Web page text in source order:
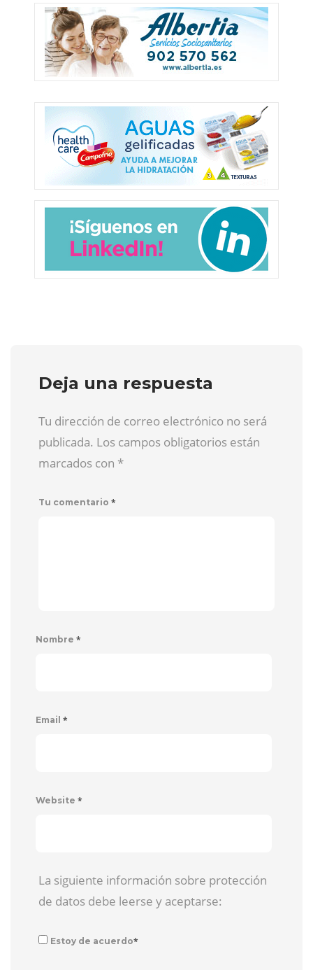
Deja una respuesta
Tu dirección de correo electrónico no será
publicada. Los campos obligatorios están
marcados con *
Tu comentario *
Nombre *
Email *
Website *
La siguiente información sobre protección
de datos debe leerse y aceptarse:
Estoy de acuerdo*